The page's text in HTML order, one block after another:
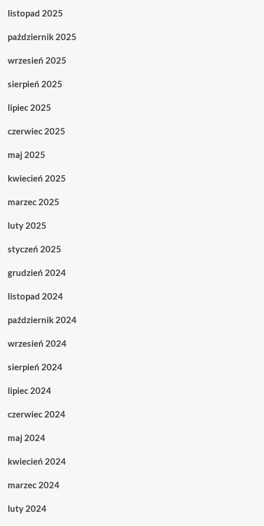
listopad 2025
październik 2025
wrzesień 2025
sierpień 2025
lipiec 2025
czerwiec 2025
maj 2025
kwiecień 2025
marzec 2025
luty 2025
styczeń 2025
grudzień 2024
listopad 2024
październik 2024
wrzesień 2024
sierpień 2024
lipiec 2024
czerwiec 2024
maj 2024
kwiecień 2024
marzec 2024
luty 2024